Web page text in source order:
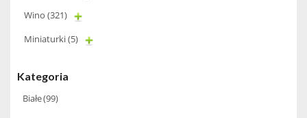
Wino (321)
Miniaturki(5)
Kategoria
Białe(99)